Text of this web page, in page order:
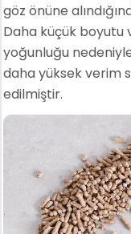
göz önüne
Daha küçük boyutu
yoğunluğu
daha yüksek verim
edilmiştir.